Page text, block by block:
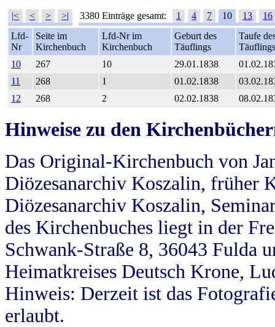
|< < > >| 3380 Einträge gesamt: 1 4 7 10 13
16
Lfd-
Nr
Seite im
Kirchenbuch
Lfd-Nr im
Kirchenbuch
Geburt des
Täuflings
Taufe
Täuflings
10
267 10 29.01.1838
11
268 1 01.02.1838
12
268 2 02.02.1838
Hinweise zu den
Das Original-Kirchenbuch von
Diözesanarchiv Koszalin, früher
Diözesanarchiv Koszalin,
des Kirchenbuches liegt in der
Schwank-Straße 8, 36043 Fulda
Heimatkreises Deutsch Krone,
Hinweis: Derzeit ist das
erlaubt.